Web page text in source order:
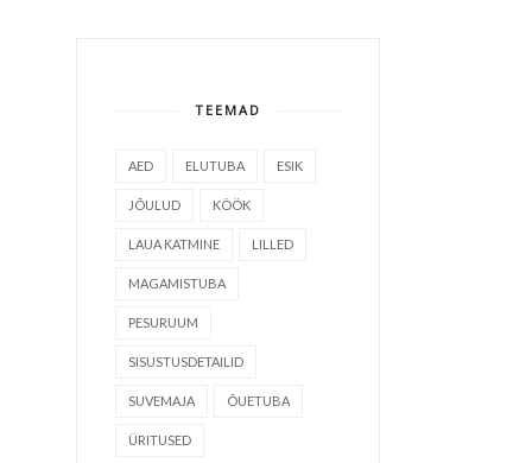
TEEMAD
AED ELUTUBA ESIK
JÕULUD KÖÖK
LAUA KATMINE LILLED
MAGAMISTUBA
PESURUUM
SISUSTUSDETAILID
SUVEMAJA ÕUETUBA
ÜRITUSED